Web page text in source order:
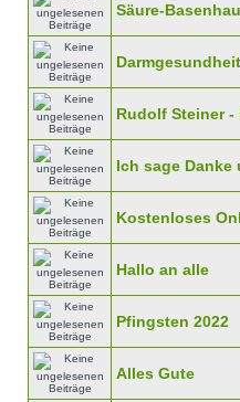
Säure-
Rudolf Steiner -
Ich sage Danke
Kostenloses
Hallo an alle
Pfingsten 2022
Alles Gute